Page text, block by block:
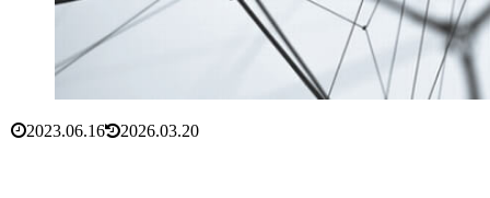
2023.06.16 2026.03.20